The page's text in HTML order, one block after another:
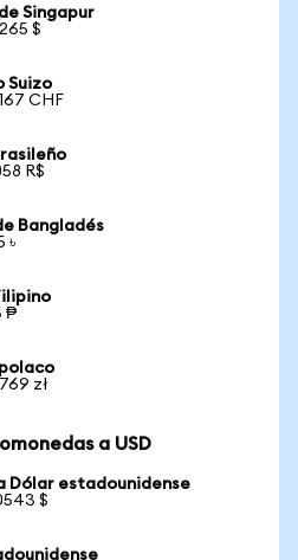
Singapur
$
Suizo
CHF
R$
Bangladés
৳
₱
zł
a USD
Dólar estadounidense
$